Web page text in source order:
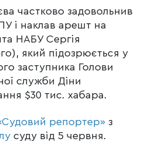
частково задовольнив
і наклав арешт на
НАБУ Сергія
який підозрюється у
заступника Голови
служби Діни
$30 тис. хабара.
репортер» з
суду від 5 червня.